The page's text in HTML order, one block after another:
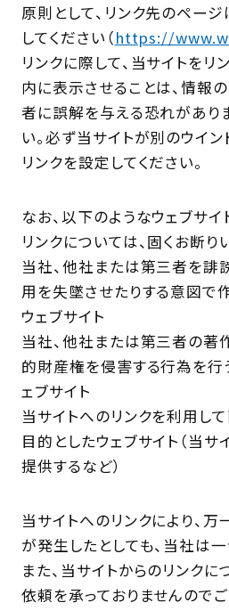
原則として、リンク先のペー
してください（https://
リンクに際して、当サイトをリ
内に表示させることは、情報
者に誤解を与える恐れがあり
い。必ず当サイトが別のウイ
リンクを設定してください。
なお、以下のようなウェブサ
リンクについては、固くお断り
当社、他社または第三者を誹
用を失墜させたりする意図で
ウェブサイト
当社、他社または第三者の著
的財産権を侵害する行為を行
ェブサイト
当サイトへのリンクを利用し
目的としたウェブサイト（当
提供するなど）
当サイトへのリンクにより、
が発生したとしても、当社は
また、当サイトからのリンクに
依頼を承っておりませんのでご